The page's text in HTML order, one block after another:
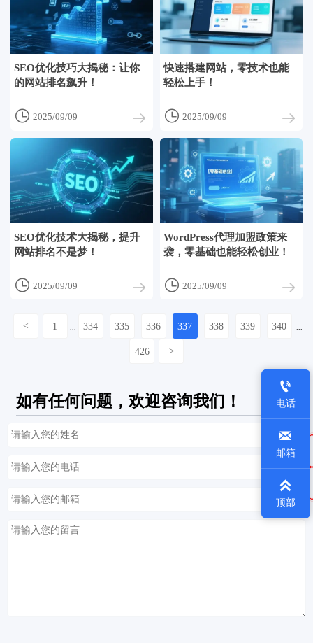
SEO优化技巧大揭秘：让你
的网站排名飙升！
 2025/09/09
快速搭建网站，零技术也能
轻松上手！
 2025/09/09
SEO优化技术大揭秘，提升
网站排名不是梦！
 2025/09/09
WordPress代理加盟政策来
袭，零基础也能轻松创业！
 2025/09/09
< 1 334 335 336 337 338 339 340
426 >
如有任何问题，欢迎咨询我们！

电话

邮箱

顶部